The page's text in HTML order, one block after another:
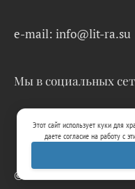
e-mail: info@lit-ra.su
Мы в социальных
© 2026 Lit-Ra.su.
Этот сайт использует куки для
даете согласие на работу с